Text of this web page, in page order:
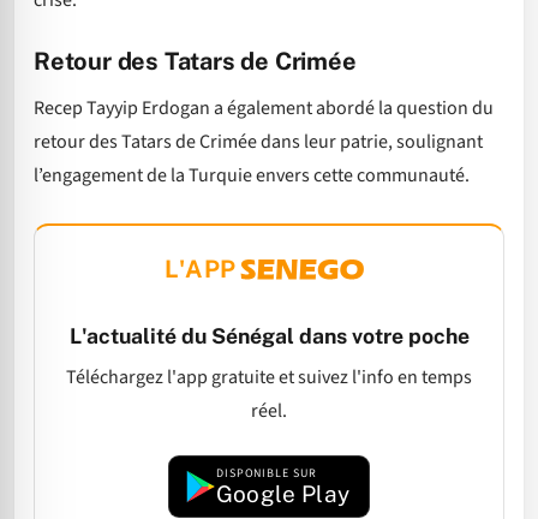
Retour des Tatars de Crimée
Recep Tayyip Erdogan a également abordé la question du
retour des Tatars de Crimée dans leur patrie, soulignant
l’engagement de la Turquie envers cette communauté.
L'APP
L'actualité du Sénégal dans votre poche
Téléchargez l'app gratuite et suivez l'info en temps
réel.
DISPONIBLE SUR
Google Play